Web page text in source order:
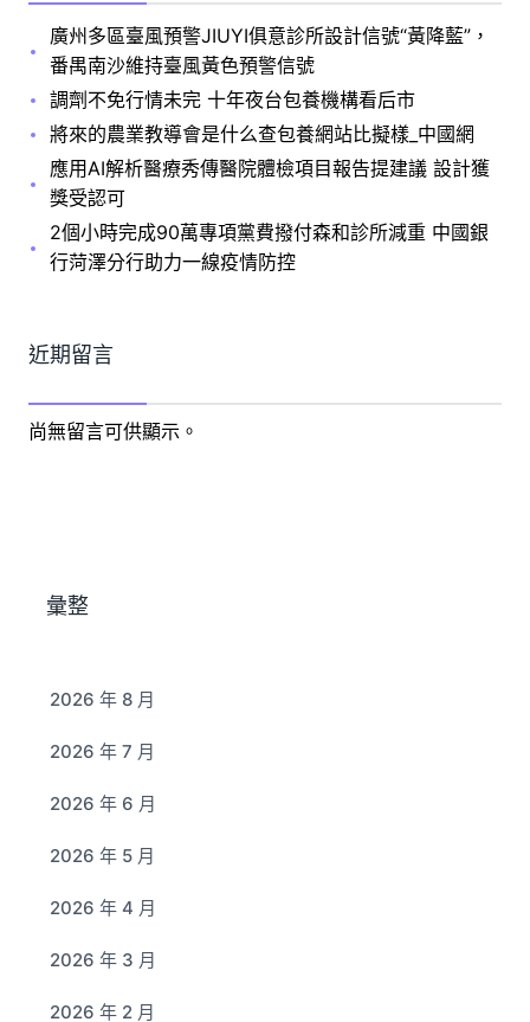
廣州多區臺風預警JIUYI俱意診所設計信號“黃降藍”，
番禺南沙維持臺風黃色預警信號
調劑不免行情未完 十年夜台包養機構看后市
將來的農業教導會是什么查包養網站比擬樣_中國網
應用AI解析醫療秀傳醫院體檢項目報告提建議 設計獲
獎受認可
2個小時完成90萬專項黨費撥付森和診所減重 中國銀
行菏澤分行助力一線疫情防控
近期留言
尚無留言可供顯示。
彙整
2026 年 8 月
2026 年 7 月
2026 年 6 月
2026 年 5 月
2026 年 4 月
2026 年 3 月
2026 年 2 月